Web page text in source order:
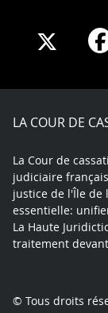
Share
X
LA COUR DE
La Cour de
judiciaire
justice de l'Île de
essentielle:
La Haute
traitement
© Tous droits